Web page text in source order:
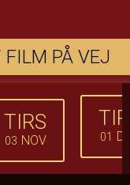
PÅ VEJ
TIRS
03 NOV 01